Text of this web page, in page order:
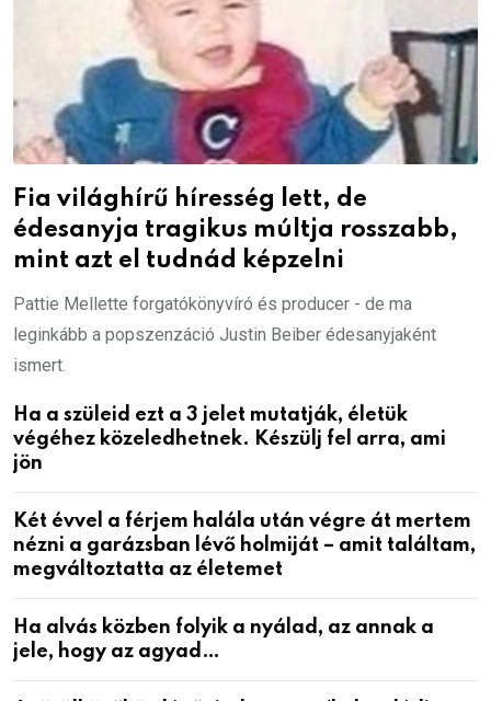
Fia világhírű híresség lett, de
édesanyja tragikus múltja rosszabb,
mint azt el tudnád képzelni
Pattie Mellette forgatókönyvíró és producer - de ma
leginkább a popszenzáció Justin Beiber édesanyjaként
ismert.
Ha a szüleid ezt a 3 jelet mutatják, életük
végéhez közeledhetnek. Készülj fel arra, ami
jön
Két évvel a férjem halála után végre át mertem
nézni a garázsban lévő holmiját – amit találtam,
megváltoztatta az életemet
Ha alvás közben folyik a nyálad, az annak a
jele, hogy az agyad…